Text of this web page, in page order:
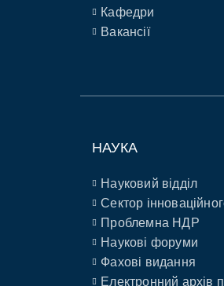
Кафедри
Вакансії
НАУКА
Науковий відділ
Сектор
Проблемна НДР
Наукові форуми
Фахові видання
Електронний архів